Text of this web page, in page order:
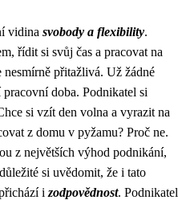
vidina svobody a flexibility.
řídit si svůj čas a pracovat na
přitažlivá. Už žádné
doba. Podnikatel si
si vzít den volna a vyrazit na
z domu v pyžamu? Proč ne.
z největších výhod podnikání,
si uvědomit, že i tato
i zodpovědnost. Podnikatel